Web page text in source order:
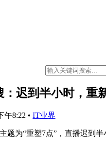
迟到半小时，重
午8:22 • IT业界
题为“重塑7点”，直播迟到